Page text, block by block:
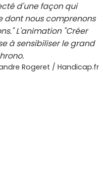
d'une façon qui
dont nous comprenons
L'animation "Créer
à sensibiliser le grand
Rogeret / Handicap.fr